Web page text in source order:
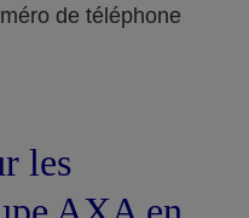
de téléphone
les